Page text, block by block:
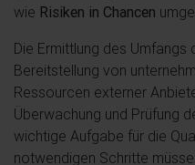
wie Risiken in Chancen
Die Ermittlung des
Bereitstellung von
Ressourcen externer
Überwachung und Prüfung
wichtige Aufgabe für die
notwendigen Schritte